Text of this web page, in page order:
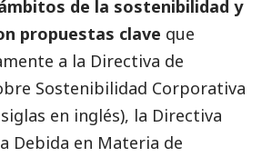
de la sostenibilidad y
propuestas clave que
a la Directiva de
Sostenibilidad Corporativa
siglas en inglés), la Directiva
Debida en Materia de